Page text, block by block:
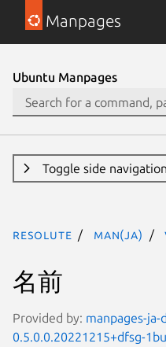
Manpages
Ubuntu Manpages
Toggle side navigation
resolute man(ja)
名前
Provided by: manpages-ja-
0.5.0.0.20221215+dfsg-